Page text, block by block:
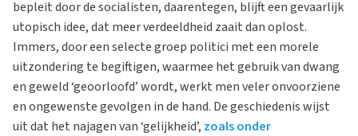
bepleit door de socialisten, daarentegen, blijft een gevaarlijk
utopisch idee, dat meer verdeeldheid zaait dan oplost.
Immers, door een selecte groep politici met een morele
uitzondering te begiftigen, waarmee het gebruik van dwang
en geweld ‘geoorloofd’ wordt, werkt men veler onvoorziene
en ongewenste gevolgen in de hand. De geschiedenis wijst
uit dat het najagen van ‘gelijkheid’, zoals onder